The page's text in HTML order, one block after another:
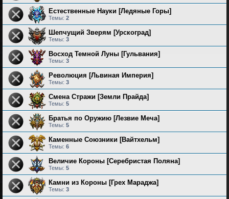
Естественные Науки [Ледяные Горы]
Темы: 2
Шепчущий Зверям [Урскоград]
Темы: 3
Восход Темной Луны [Гульвания]
Темы: 3
Революция [Львиная Империя]
Темы: 3
Смена Стражи [Земли Прайда]
Темы: 5
Братья по Оружию [Лезвие Меча]
Темы: 5
Каменные Союзники [Вайтхельм]
Темы: 6
Величие Короны [Серебристая Поляна]
Темы: 5
Камни из Короны [Грех Мараджа]
Темы: 3